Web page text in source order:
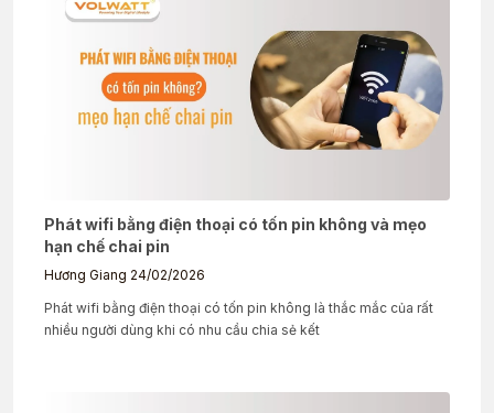
Phát wifi bằng điện thoại có tốn pin không và mẹo
hạn chế chai pin
Hương Giang 24/02/2026
Phát wifi bằng điện thoại có tốn pin không là thắc mắc của rất
nhiều người dùng khi có nhu cầu chia sẻ kết